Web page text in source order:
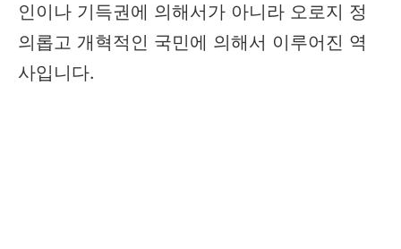
인이나 기득권에 의해서가 아니라 오로지 정
의롭고 개혁적인 국민에 의해서 이루어진 역
사입니다.